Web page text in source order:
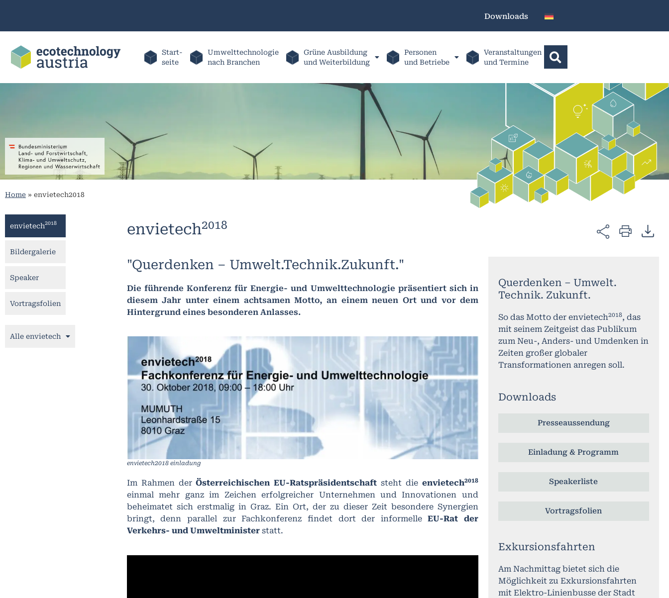
Downloads
Start-
seite
Umwelttechnologie
nach Branchen
Grüne Ausbildung
und Weiterbildung
Personen
und Betriebe
Veranstaltungen
und Termine
Home » envietech2018
envietech2018
Bildergalerie
Speaker
Vortragsfolien
Alle envietech
envietech2018
"Querdenken – Umwelt.Technik.Zukunft."
Die führende Konferenz für Energie- und Umwelttechnologie präsentiert sich in
diesem Jahr unter einem achtsamen Motto, an einem neuen Ort und vor dem
Hintergrund eines besonderen Anlasses.
envietech2018 einladung
Im Rahmen derÖsterreichischen EU-Ratspräsidentschaft steht die envietech2018
einmal mehr ganz im Zeichen erfolgreicher Unternehmen und Innovationen und
beheimatet sich erstmalig in Graz. Ein Ort, der zu dieser Zeit besondere Synergien
bringt, denn parallel zur Fachkonferenz findet dort der informelleEU-Rat der
Verkehrs- und Umweltministerstatt.
Querdenken – Umwelt.
Technik. Zukunft.
So das Motto der envietech2018, das
mit seinem Zeitgeist das Publikum
zum Neu-, Anders- und Umdenken in
Zeiten großer globaler
Transformationen anregen soll.
Downloads
Presseaussendung
Einladung & Programm
Speakerliste
Vortragsfolien
Exkursionsfahrten
Am Nachmittag bietet sich die
Möglichkeit zu Exkursionsfahrten
mit Elektro-Linienbusse der Stadt